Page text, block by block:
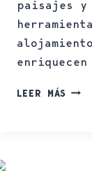
paisajes y
LEER MÁS